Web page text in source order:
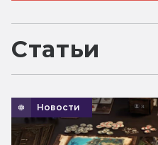
Статьи
Новости